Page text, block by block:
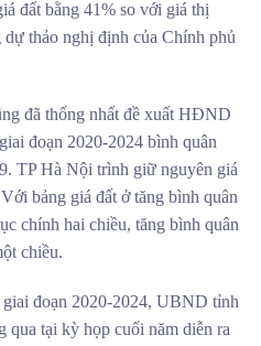
đất bằng 41% so với giá thị
thảo nghị định của Chính phủ
đã thống nhất đề xuất HĐND
đoạn 2020-2024 bình quân
TP Hà Nội trình giữ nguyên giá
bảng giá đất ở tăng bình quân
chính hai chiều, tăng bình quân
chiều.
đoạn 2020-2024, UBND tỉnh
tại kỳ họp cuối năm diễn ra